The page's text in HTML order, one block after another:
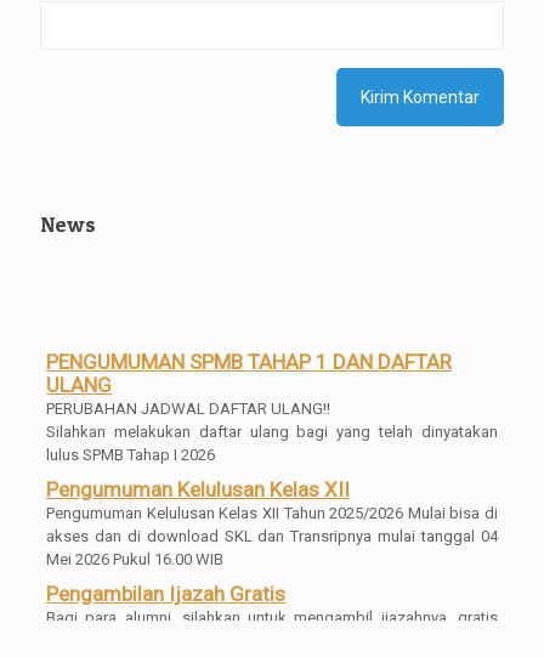
News
PENGUMUMAN SPMB TAHAP 1 DAN DAFTAR
ULANG
PERUBAHAN JADWAL DAFTAR ULANG!!
Silahkan melakukan daftar ulang bagi yang telah dinyatakan
lulus SPMB Tahap I 2026
Pengumuman Kelulusan Kelas XII
Pengumuman Kelulusan Kelas XII Tahun 2025/2026 Mulai bisa di
akses dan di download SKL dan Transripnya mulai tanggal 04
Mei 2026 Pukul 16.00 WIB
Pengambilan Ijazah Gratis
Bagi para alumni, silahkan untuk mengambil ijazahnya, gratis